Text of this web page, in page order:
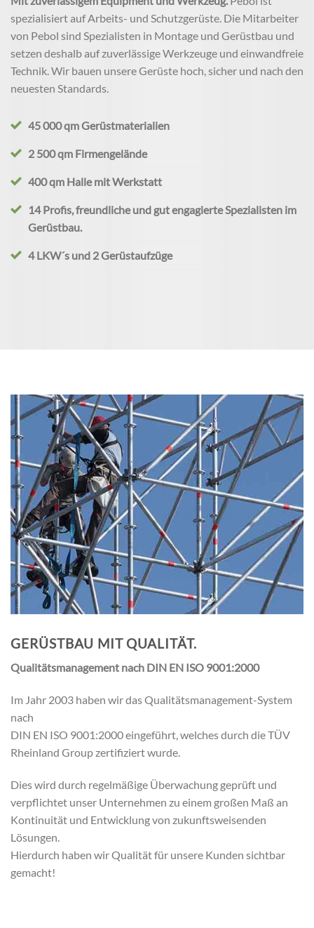
spezialisiert auf Arbeits- und Schutzgerüste. Die Mitarbeiter
von Pebol sind Spezialisten in Montage und Gerüstbau und
setzen deshalb auf zuverlässige Werkzeuge und einwandfreie
Technik. Wir bauen unsere Gerüste hoch, sicher und nach den
neuesten Standards.
45 000 qm Gerüstmaterialien
2 500 qm Firmengelände
400 qm Halle mit Werkstatt
14 Profis, freundliche und gut engagierte Spezialisten im
Gerüstbau.
4 LKW´s und 2 Gerüstaufzüge
GERÜSTBAU MIT QUALITÄT.
Qualitätsmanagement nach DIN EN ISO 9001:2000
Im Jahr 2003 haben wir das Qualitätsmanagement-System
nach
DIN EN ISO 9001:2000 eingeführt, welches durch die TÜV
Rheinland Group zertifiziert wurde.
Dies wird durch regelmäßige Überwachung geprüft und
verpflichtet unser Unternehmen zu einem großen Maß an
Kontinuität und Entwicklung von zukunftsweisenden
Lösungen.
Hierdurch haben wir Qualität für unsere Kunden sichtbar
gemacht!